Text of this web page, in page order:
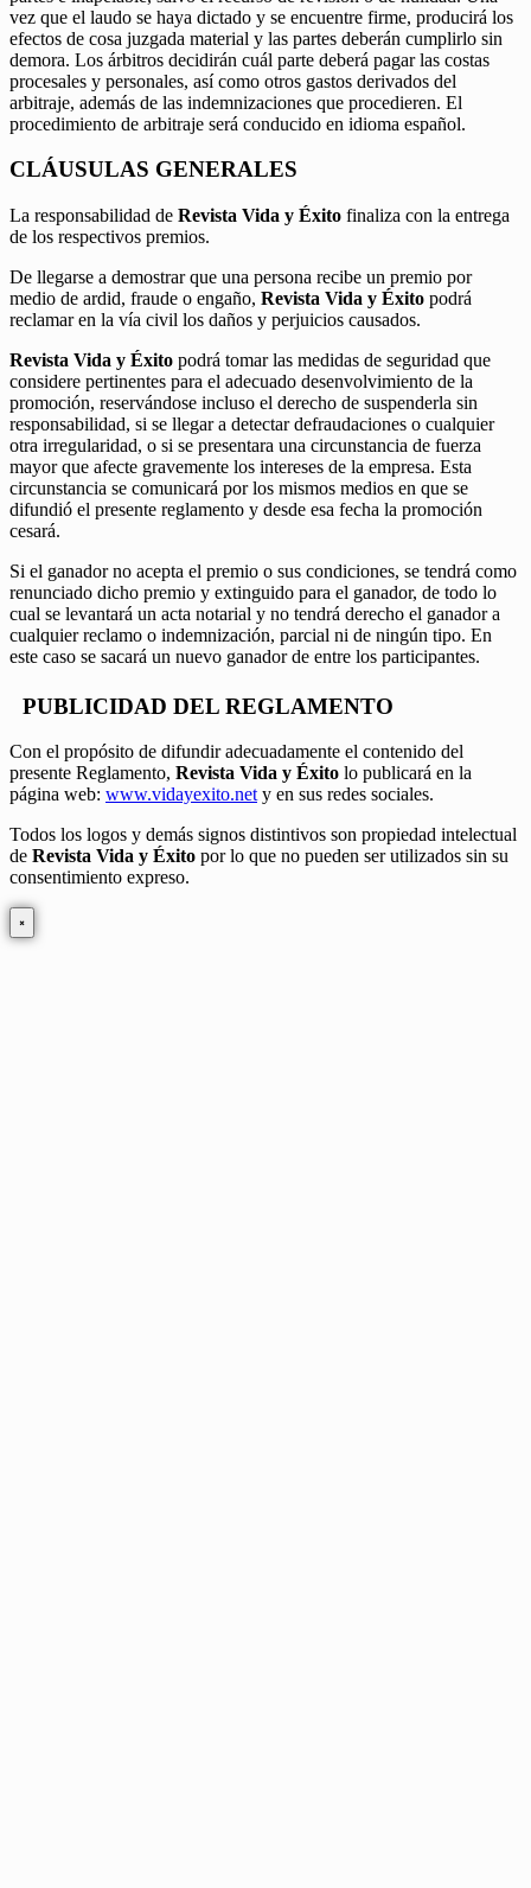
vez que el laudo se haya dictado y se encuentre firme, producirá los
efectos de cosa juzgada material y las partes deberán cumplirlo sin
demora. Los árbitros decidirán cuál parte deberá pagar las costas
procesales y personales, así como otros gastos derivados del
arbitraje, además de las indemnizaciones que procedieren. El
procedimiento de arbitraje será conducido en idioma español.
CLÁUSULAS GENERALES
La responsabilidad de Revista Vida y Éxito finaliza con la entrega
de los respectivos premios.
De llegarse a demostrar que una persona recibe un premio por
medio de ardid, fraude o engaño, Revista Vida y Éxito podrá
reclamar en la vía civil los daños y perjuicios causados.
Revista Vida y Éxito podrá tomar las medidas de seguridad que
considere pertinentes para el adecuado desenvolvimiento de la
promoción, reservándose incluso el derecho de suspenderla sin
responsabilidad, si se llegar a detectar defraudaciones o cualquier
otra irregularidad, o si se presentara una circunstancia de fuerza
mayor que afecte gravemente los intereses de la empresa. Esta
circunstancia se comunicará por los mismos medios en que se
difundió el presente reglamento y desde esa fecha la promoción
cesará.
Si el ganador no acepta el premio o sus condiciones, se tendrá como
renunciado dicho premio y extinguido para el ganador, de todo lo
cual se levantará un acta notarial y no tendrá derecho el ganador a
cualquier reclamo o indemnización, parcial ni de ningún tipo. En
este caso se sacará un nuevo ganador de entre los participantes.
PUBLICIDAD DEL REGLAMENTO
Con el propósito de difundir adecuadamente el contenido del
presente Reglamento, Revista Vida y Éxito lo publicará en la
página web: www.vidayexito.nety en sus redes sociales.
Todos los logos y demás signos distintivos son propiedad intelectual
de Revista Vida y Éxito por lo que no pueden ser utilizados sin su
consentimiento expreso.
×